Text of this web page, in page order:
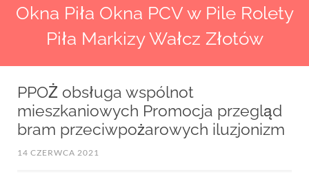
Okna Piła Okna PCV w Pile Rolety
Piła Markizy Wałcz Złotów
PPOŻ obsługa wspólnot
mieszkaniowych Promocja przegląd
bram przeciwpożarowych iluzjonizm
14 CZERWCA 2021